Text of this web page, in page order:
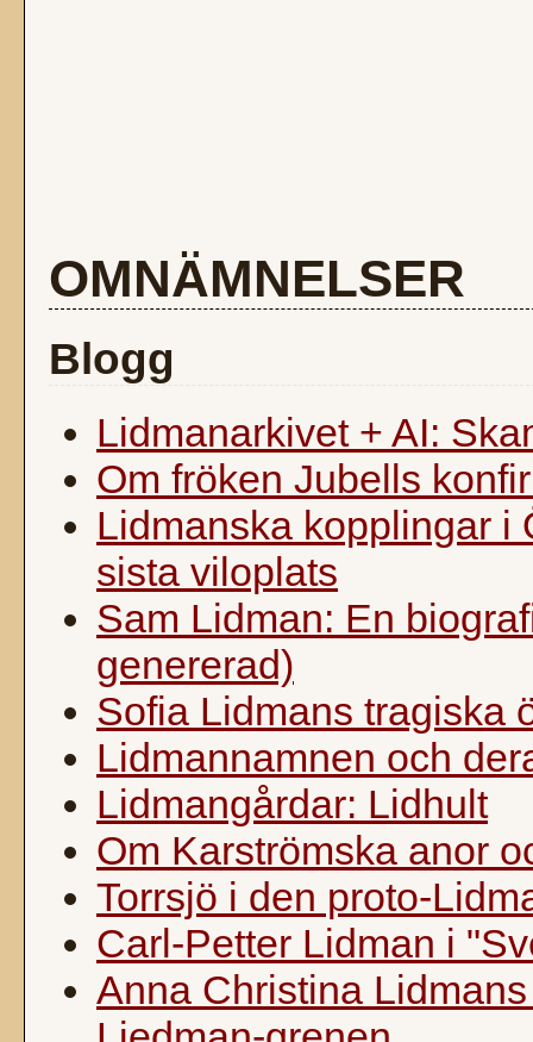
OMNÄMNELSER
Blogg
Lidmanarkivet + AI:
Om fröken Jubells
Lidmanska kopplingar i
sista viloplats
Sam Lidman: En
genererad)
Sofia Lidmans tragiska
Lidmannamnen och
Lidmangårdar: Lidhult
Om Karströmska anor
Torrsjö i den proto-
Carl-Petter Lidman i
Anna Christina